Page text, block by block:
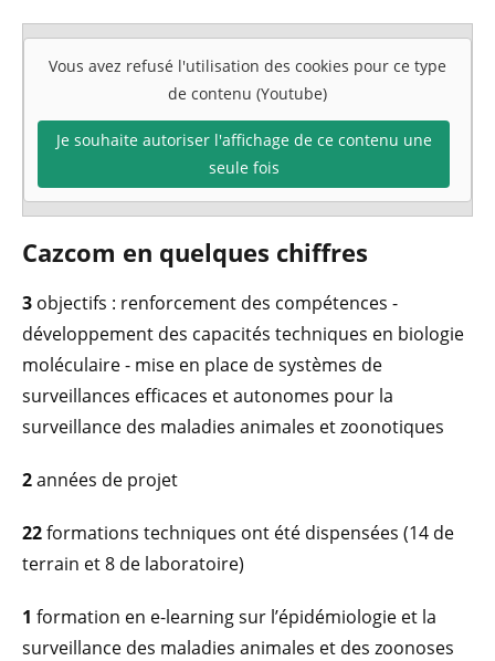
Vous avez refusé l'utilisation des cookies pour ce type
de contenu (Youtube)
Je souhaite autoriser l'affichage de ce contenu une
seule fois
Cazcom en quelques chiffres
3 objectifs : renforcement des compétences -
développement des capacités techniques en biologie
moléculaire - mise en place de systèmes de
surveillances efficaces et autonomes pour la
surveillance des maladies animales et zoonotiques
2années de projet
22formations techniques ont été dispensées (14 de
terrain et 8 de laboratoire)
1 formation en e-learning sur l’épidémiologie et la
surveillance des maladies animales et des zoonoses